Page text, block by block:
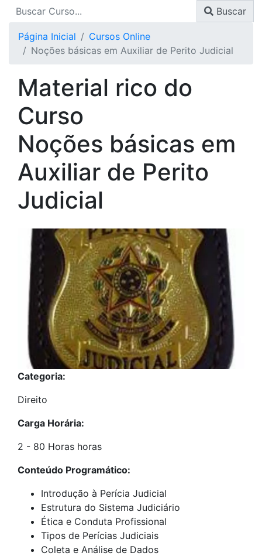
Buscar
Página Inicial
Cursos Online
Noções básicas em Auxiliar de Perito Judicial
Material rico do
Curso
Noções básicas em
Auxiliar de Perito
Judicial
Categoria:
Direito
Carga Horária:
2 - 80 Horas horas
Conteúdo Programático:
Introdução à Perícia Judicial
Estrutura do Sistema Judiciário
Ética e Conduta Profissional
Tipos de Perícias Judiciais
Coleta e Análise de Dados